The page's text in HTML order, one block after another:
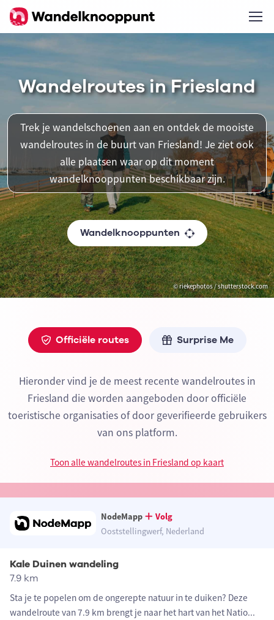
© riekephotos / shutterstock.com
Wandelroutes in Friesland
Trek je wandelschoenen aan en ontdek de mooiste
wandelroutes in de buurt van Friesland! Je ziet ook
alle plaatsen waar op dit moment
wandelknooppunten beschikbaar zijn.
Wandelknooppunten
Officiële routes Surprise Me
Hieronder vind je de meest recente wandelroutes in
Friesland die worden aangeboden door officiële
toeristische organisaties of door geverifieerde gebruikers
van ons platform.
Toon alle wandelroutes in Friesland op kaart
NodeMapp
Volg
Ooststellingwerf, Nederland
Kale Duinen wandeling
7.9 km
Sta je te popelen om de ongerepte natuur in te duiken? Deze
wandelroute van 7.9 km brengt je naar het hart van het Natio...